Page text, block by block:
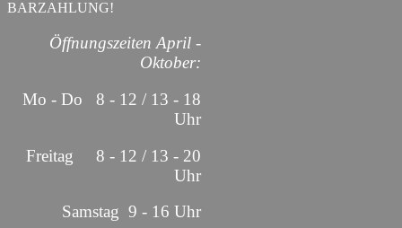
BARZAHLUNG!
Öffnungszeiten April -
Oktober:
Mo - Do 8 - 12 / 13 - 18
Uhr
Freitag 8 - 12 / 13 - 20
Uhr
Samstag 9 - 16 Uhr